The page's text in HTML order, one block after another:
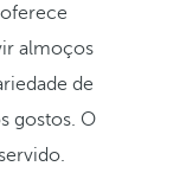
almoços
de
gostos. O